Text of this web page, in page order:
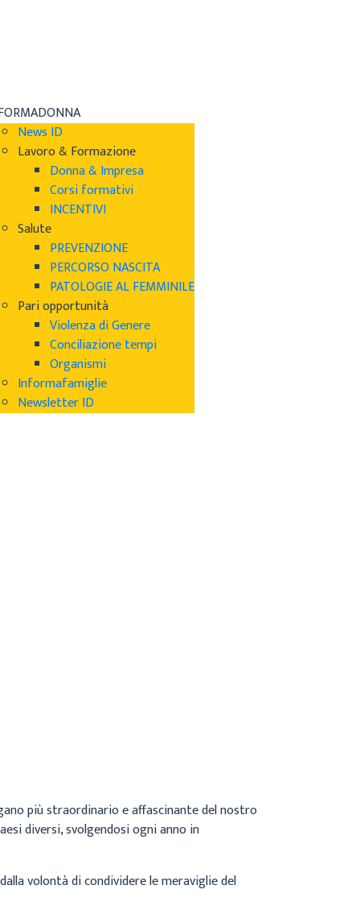
News ID
Lavoro & Formazione
Donna & Impresa
Corsi formativi
INCENTIVI
Salute
PREVENZIONE
PERCORSO NASCITA
PATOLOGIE AL FEMMINILE
Pari opportunità
Violenza di Genere
Conciliazione tempi
Organismi
Informafamiglie
Newsletter ID
più straordinario e affascinante del nostro
diversi, svolgendosi ogni anno in
volontà di condividere le meraviglie del